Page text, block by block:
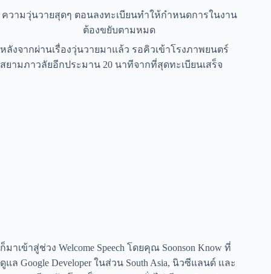
ความวุ่นวายสุดๆ ตอนลงทะเบียนทำให้กำหนดการในงาน
ต้องขยับตามหมด
หลังจากผ่านเรื่องวุ่นวายมาแล้ว รอคิวเข้าโรงภาพยนตร์
สยามภาวลัยอีกประมาน 20 นาทีจากที่สุดทะเบียนเสร็จ
ก็มาเข้าสู่ช่วง Welcome Speech โดยคุณ Soonson Know ที่
ดูแล Google Developer ในส่วน South Asia, นิวซีแลนด์ และ